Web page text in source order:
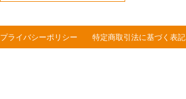
プライバシーポリシー 特定商取引法に基づく表記